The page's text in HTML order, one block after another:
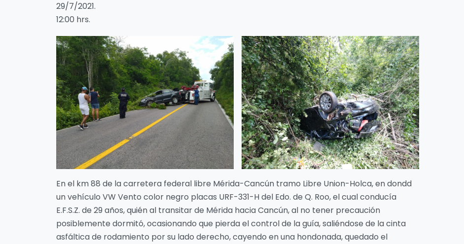
29/7/2021.
12:00 hrs.
En el km 88 de la carretera federal libre Mérida-Cancún tramo Libre Union-Holca, en dondd
un vehículo VW Vento color negro placas URF-331-H del Edo. de Q. Roo, el cual conducía
E.F.S.Z. de 29 años, quién al transitar de Mérida hacia Cancún, al no tener precaución
posiblemente dormitó, ocasionando que pierda el control de la guía, saliéndose de la cinta
asfáltica de rodamiento por su lado derecho, cayendo en una hondonada, quedado el